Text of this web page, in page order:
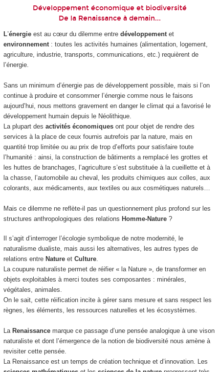
Développement économique et biodiversité
De la Renaissance à demain...
L’énergieest au cœur du dilemme entre développementet
environnement: toutes les activités humaines (alimentation, logement,
agriculture, industrie, transports, communications, etc.) requièrent de
l’énergie.
Sans un minimum d’énergie pas de développement possible, mais si l’on
continue à produire et consommer l’énergie comme nous le faisons
aujourd’hui, nous mettons gravement en danger le climat qui a favorisé le
développement humain depuis le Néolithique.
La plupart des activités économiquesont pour objet de rendre des
services à la place de ceux fournis autrefois par la nature, mais en
quantité trop limitée ou au prix de trop d’efforts pour satisfaire toute
l’humanité : ainsi, la construction de bâtiments a remplacé les grottes et
les huttes de branchages, l’agriculture s’est substituée à la cueillette et à
la chasse, l’automobile au cheval, les produits chimiques aux colles, aux
colorants, aux médicaments, aux textiles ou aux cosmétiques naturels…
Mais ce dilemme ne reflète-il pas un questionnement plus profond sur les
structures anthropologiques des relations Homme-Nature?
Il s’agit d’interroger l’écologie symbolique de notre modernité, le
naturalisme dualiste, mais aussi les alternatives, les autres types de
relations entre Nature et Culture.
La coupure naturaliste permet de réifier « la Nature », de transformer en
objets exploitables à merci toutes ses composantes : minérales,
végétales, animales.
On le sait, cette réification incite à gérer sans mesure et sans respect les
règnes, les éléments, les ressources naturelles et les écosystèmes.
La Renaissance marque ce passage d’une pensée analogique à une vison
naturaliste et dont l’émergence de la notion de biodiversité nous amène à
revisiter cette pensée.
La Renaissance est un temps de création technique et d’innovation. Les